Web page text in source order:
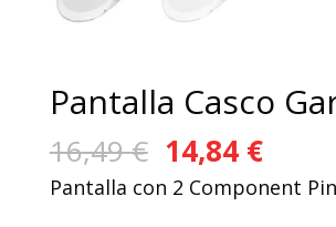
Pantalla Casco
16,49€ El
precio
14,84 €El
precio
Pantalla con 2 Component Pin